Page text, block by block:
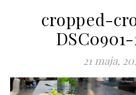
cropped-
21 maja,